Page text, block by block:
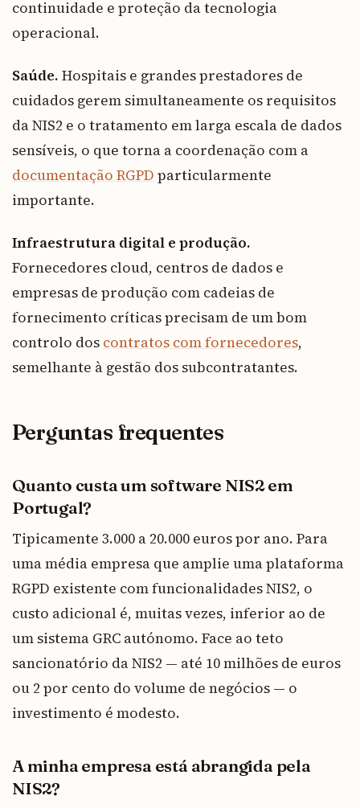
continuidade e proteção da tecnologia
operacional.
Saúde. Hospitais e grandes prestadores de
cuidados gerem simultaneamente os requisitos
da NIS2 e o tratamento em larga escala de dados
sensíveis, o que torna a coordenação com a
documentação RGPD particularmente
importante.
Infraestrutura digital e produção.
Fornecedores cloud, centros de dados e
empresas de produção com cadeias de
fornecimento críticas precisam de um bom
controlo dos contratos com fornecedores,
semelhante à gestão dos subcontratantes.
Perguntas frequentes
Quanto custa um software NIS2 em
Portugal?
Tipicamente 3.000 a 20.000 euros por ano. Para
uma média empresa que amplie uma plataforma
RGPD existente com funcionalidades NIS2, o
custo adicional é, muitas vezes, inferior ao de
um sistema GRC autónomo. Face ao teto
sancionatório da NIS2 — até 10 milhões de euros
ou 2 por cento do volume de negócios — o
investimento é modesto.
A minha empresa está abrangida pela
NIS2?